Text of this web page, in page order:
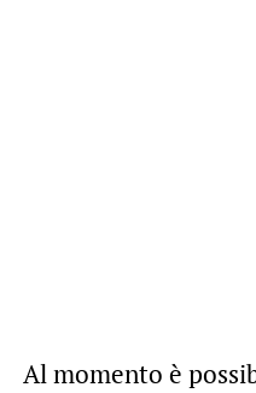
Al momento è